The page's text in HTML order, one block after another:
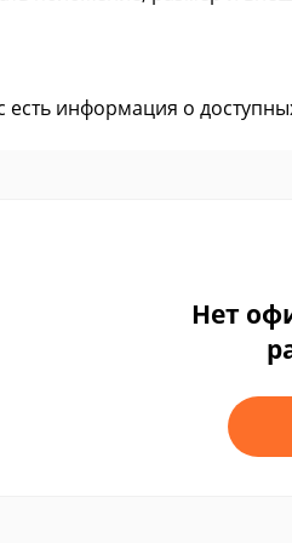
есть информация о
Нет